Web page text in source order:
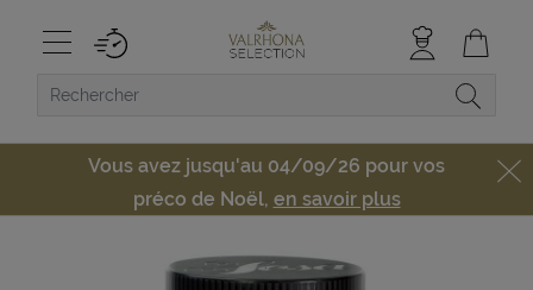
Vous avez jusqu'au 04/09/26 pour vos
préco de Noël, en savoir plus